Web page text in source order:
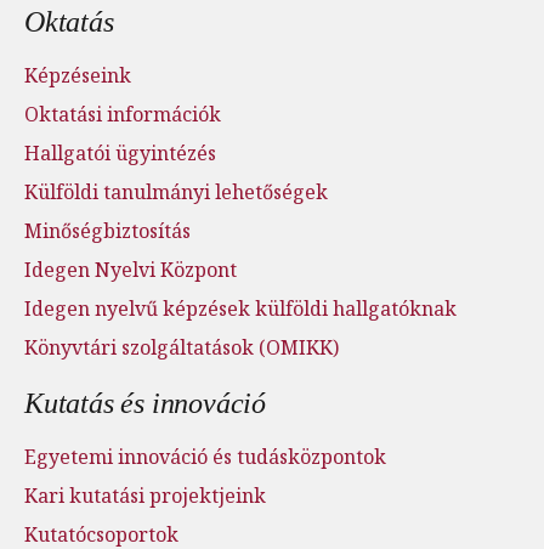
Oktatás
Képzéseink
Oktatási információk
Hallgatói ügyintézés
Külföldi tanulmányi lehetőségek
Minőségbiztosítás
Idegen Nyelvi Központ
Idegen nyelvű képzések külföldi hallgatóknak
Könyvtári szolgáltatások (OMIKK)
Kutatás és innováció
Egyetemi innováció és tudásközpontok
Kari kutatási projektjeink
Kutatócsoportok